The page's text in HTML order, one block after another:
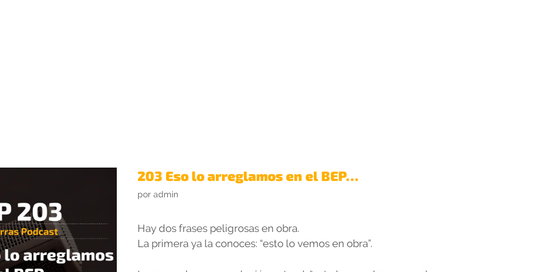
203 Eso lo arreglamos en el BEP…
por admin
Hay dos frases peligrosas en obra.
La primera ya la conoces: “esto lo vemos en obra”.